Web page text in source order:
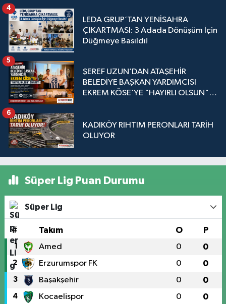
LEDA GRUP’TAN YENİSAHRA
ÇIKARTMASI: 3 Adada Dönüşüm İçin
Düğmeye Basıldı!
4
ŞEREF UZUN’DAN ATAŞEHİR
BELEDİYE BAŞKAN YARDIMCISI
EKREM KÖSE’YE "HAYIRLI OLSUN"
5
KADIKÖY RIHTIM PERONLARI TARİH
OLUYOR
6
Süper Lig Puan Durumu
Süper Lig
# Takım O P
1 Amed 0 0
2 Erzurumspor FK 0 0
3 Başakşehir 0 0
4 Kocaelispor 0 0